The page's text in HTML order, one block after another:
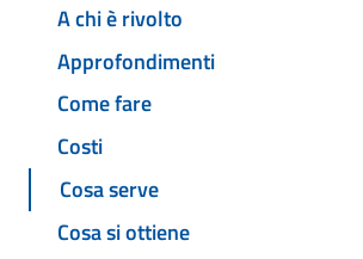
A chi è rivolto
Approfondimenti
Come fare
Costi
Cosa serve
Cosa si ottiene